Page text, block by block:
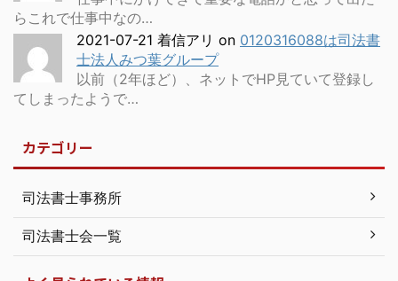
らこれで仕事中なの…
2021-07-21 着信アリ on 0120316088は司法書
士法人みつ葉グループ
以前（2年ほど）、ネットでHP見ていて登録し
てしまったようで…
カテゴリー
司法書士事務所
司法書士会一覧